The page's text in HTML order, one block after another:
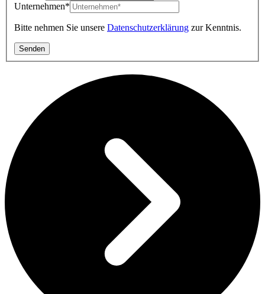
Unternehmen*
Bitte nehmen Sie unsere Datenschutzerklärung zur Kenntnis.